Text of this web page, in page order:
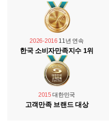
2026-2016 11년 연속
한국 소비자만족지수 1위
2015 대한민국
고객만족 브랜드 대상